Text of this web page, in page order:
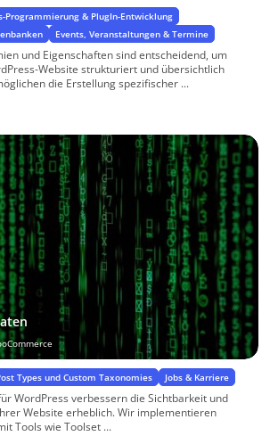
Programmierung & PlugIn-Entwicklung
Events, Veranstaltungen & Termine
und Eigenschaften sind entscheidend, um
Website strukturiert und übersichtlich
die Erstellung spezifischer ...
Types und Custom Taxonomies Jobs & Karriere
WordPress verbessern die Sichtbarkeit und
Website erheblich. Wir implementieren
Tools wie Toolset ...